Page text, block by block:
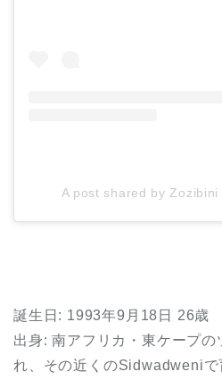
A post shared by
誕生日: 1993年9月18日 26歳
出身: 南アフリカ・東ケープの
れ、その近くのSidwadweniで